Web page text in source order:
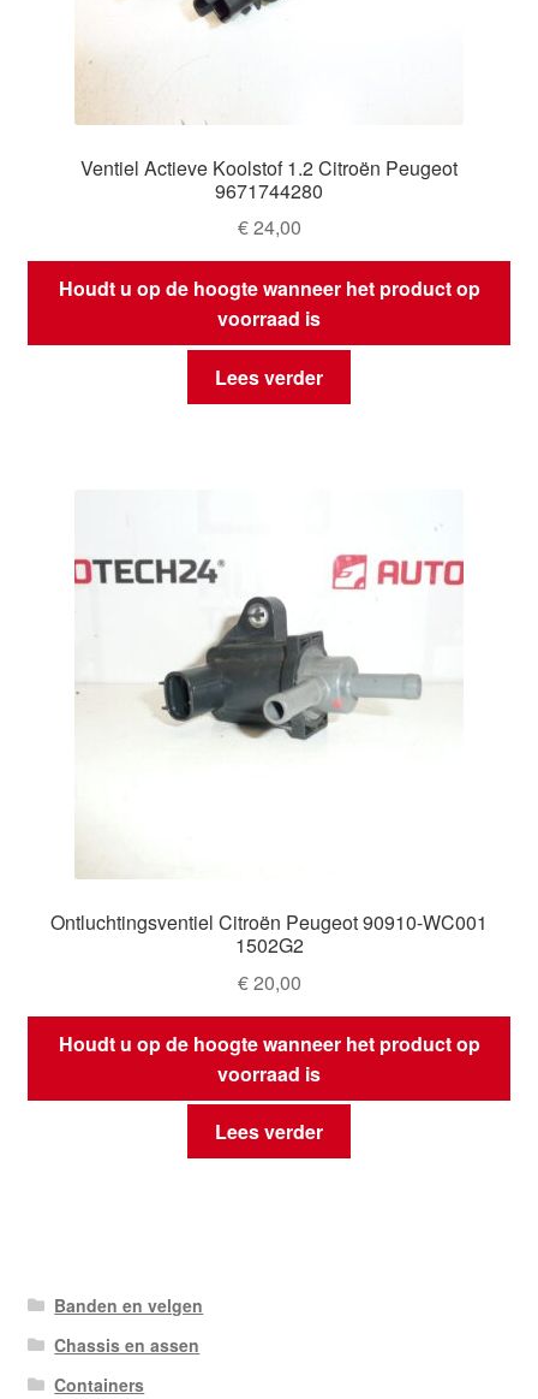
Ventiel Actieve Koolstof 1.2 Citroën Peugeot
9671744280
€24,00
Houdt u op de hoogte wanneer het product op
voorraad is
Lees verder
Ontluchtingsventiel Citroën Peugeot 90910-WC001
1502G2
€20,00
Houdt u op de hoogte wanneer het product op
voorraad is
Lees verder
Banden en velgen
Chassis en assen
Containers